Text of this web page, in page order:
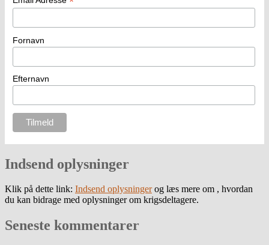
Fornavn
Efternavn
Indsend oplysninger
Klik på dette link: Indsend oplysningerog læs mere om , hvordan
du kan bidrage med oplysninger om krigsdeltagere.
Seneste kommentarer